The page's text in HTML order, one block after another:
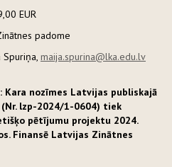
EUR
padome
Spuriņa, maija.spurina@lka.edu.lv
Kara nozīmes Latvijas publiskajā
lzp-2024/1-0604) tiek
pētījumu projektu 2024.
Finansē Latvijas Zinātnes